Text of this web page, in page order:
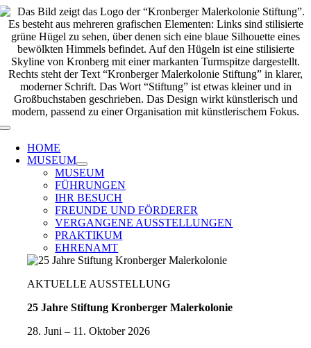
Zum
Inhalt
springen
Toggle
Navigation
HOME
MUSEUM
MUSEUM
FÜHRUNGEN
IHR BESUCH
FREUNDE UND FÖRDERER
VERGANGENE AUSSTELLUNGEN
PRAKTIKUM
EHRENAMT
AKTUELLE AUSSTELLUNG
25 Jahre Stiftung Kronberger Malerkolonie
28. Juni – 11. Oktober 2026